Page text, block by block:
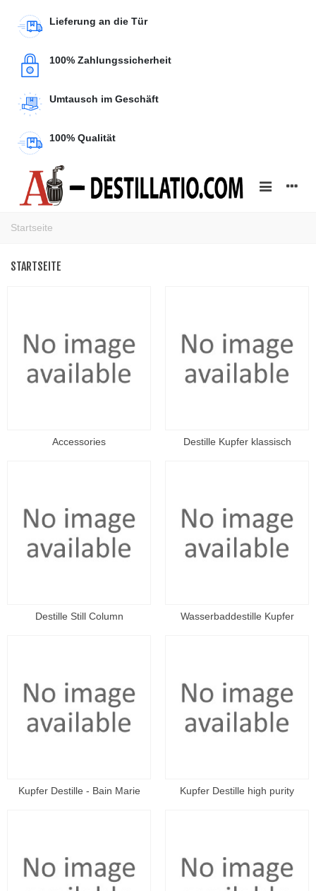
Lieferung an die Tür
100% Zahlungssicherheit
Umtausch im Geschäft
100% Qualität
Startseite
STARTSEITE
Accessories Destille Kupfer klassisch
Destille Still Column Wasserbaddestille Kupfer
Kupfer Destille - Bain Marie Kupfer Destille high purity